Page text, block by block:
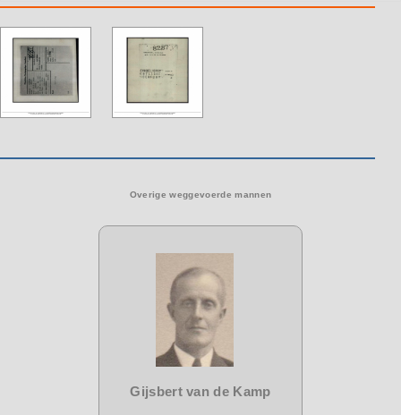
Overige weggevoerde mannen
Gijsbert van de Kamp